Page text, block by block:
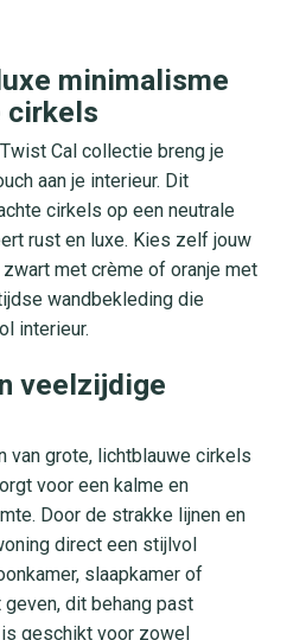
minimalisme
cirkels
Cal collectie breng je
aan je interieur. Dit
cirkels op een neutrale
rust en luxe. Kies zelf jouw
met crème of oranje met
wandbekleding die
interieur.
veelzijdige
van grote, lichtblauwe cirkels
voor een kalme en
Door de strakke lijnen en
direct een stijlvol
slaapkamer of
dit behang past
geschikt voor zowel